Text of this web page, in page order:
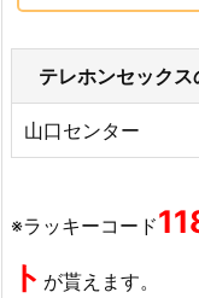
テレホンセック
山口センター
※ラッキーコード
ト が貰えます。